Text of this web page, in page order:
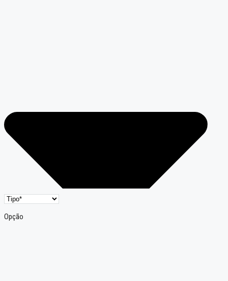
Opção